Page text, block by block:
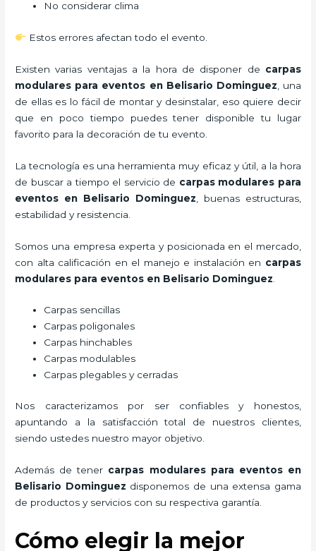
No considerar clima
Estos errores afectan todo el evento.
Existen varias ventajas a la hora de disponer de carpas
modulares para eventos en Belisario Dominguez , una
de ellas es lo fácil de montar y desinstalar, eso quiere decir
que en poco tiempo puedes tener disponible tu lugar
favorito para la decoración de tu evento.
La tecnología es una herramienta muy eficaz y útil, a la hora
de buscar a tiempo el servicio de carpas modulares para
eventos en Belisario Dominguez , buenas estructuras,
estabilidad y resistencia.
Somos una empresa experta y posicionada en el mercado,
con alta calificación en el manejo e instalación en carpas
modulares para eventos en Belisario Dominguez
Carpas sencillas
Carpas poligonales
Carpas hinchables
Carpas modulables
Carpas plegables y cerradas
Nos caracterizamos por ser confiables y honestos,
apuntando a la satisfacción total de nuestros clientes,
siendo ustedes nuestro mayor objetivo.
Además de tener carpas modulares para eventos en
Belisario Dominguez disponemos de una extensa gama
de productos y servicios con su respectiva garantía.
Cómo elegir la mejor